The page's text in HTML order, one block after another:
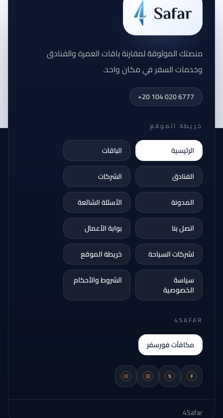
منصتك الموثوقة لمقارنة باقات العمرة والفنادق
وخدمات السفر في مكان واحد.
+20 104 020 6777
خريطة الموقع
الرئيسية
الباقات
الفنادق
الشركات
المدونة
الأسئلة الشائعة
اتصل بنا
بوابة الأعمال
لشركات السياحة
خريطة الموقع
سياسة
الخصوصية
الشروط والأحكام
4SAFAR
مكافآت فورسفر
4Safar